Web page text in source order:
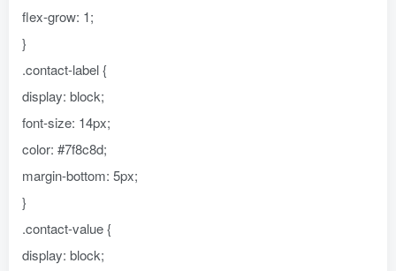
flex-grow: 1;
}
.contact-label {
display: block;
font-size: 14px;
color: #7f8c8d;
margin-bottom: 5px;
}
.contact-value {
display: block;